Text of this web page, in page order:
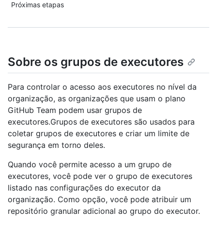
Próximas etapas
Sobre os grupos de executores
Para controlar o acesso aos executores no nível da
organização, as organizações que usam o plano
GitHub Team podem usar grupos de
executores.Grupos de executores são usados para
coletar grupos de executores e criar um limite de
segurança em torno deles.
Quando você permite acesso a um grupo de
executores, você pode ver o grupo de executores
listado nas configurações do executor da
organização. Como opção, você pode atribuir um
repositório granular adicional ao grupo do executor.